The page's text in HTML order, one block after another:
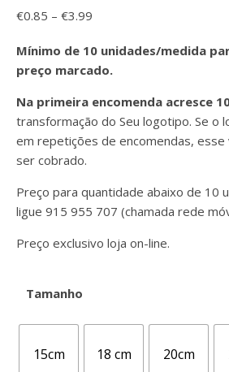
€0.85 – €3.99
Mínimo de 10 unidades/medida
preço marcado.
Na primeira encomenda acresce
transformação do Seu logotipo. Se o
em repetições de encomendas, esse
ser cobrado.
Preço para quantidade abaixo de 10
ligue 915 955 707 (chamada rede
Preço exclusivo loja on-line.
Tamanho
15cm 18 cm 20cm